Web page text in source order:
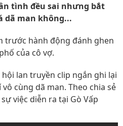
tình đều sai nhưng bắt
dã man không...
trước hành động đánh ghen
của cô vợ.
lan truyền clip ngắn ghi lại
cùng dã man. Theo chia sẻ
việc diễn ra tại Gò Vấp